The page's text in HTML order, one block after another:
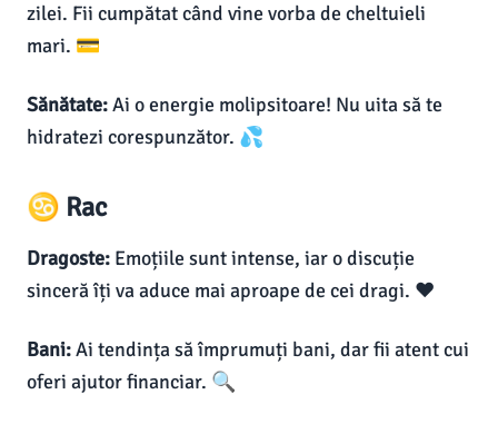
zilei. Fii cumpătat când vine vorba de cheltuieli
mari. 💳
Sănătate:Ai o energie molipsitoare! Nu uita să te
hidratezi corespunzător. 💦
♋ Rac
Dragoste: Emoțiile sunt intense, iar o discuție
sinceră îți va aduce mai aproape de cei dragi. ❤️
Bani:Ai tendința să împrumuți bani, dar fii atent cui
oferi ajutor financiar. 🔍